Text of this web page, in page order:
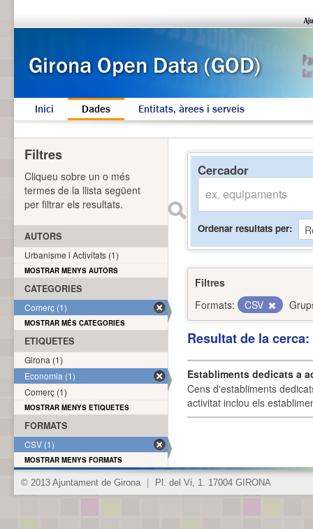
Inici Dades Entitats, àrees i serveis
Cercador
Ordenar resultats per
Filtres
Formats:
CSV
Resultat de la
Establiments dedicats a
Cens d'establiments
activitat inclou els
Filtres
Cliqueu sobre un o més
termes de la llista següent
per filtrar els resultats.
AUTORS
Urbanisme i Activitats (1)
MOSTRAR MENYS AUTORS
CATEGORIES
Comerç (1)
MOSTRAR MÉS CATEGORIES
ETIQUETES
Girona (1)
Economia (1)
Comerç (1)
MOSTRAR MENYS ETIQUETES
FORMATS
CSV (1)
MOSTRAR MENYS FORMATS
© 2013 Ajuntament de Girona Pl. del Vi, 1. 17004 GIRONA